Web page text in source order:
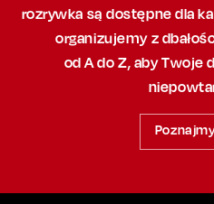
rozrywka są dostępne dla
organizujemy z
od A do Z, abyTwoje